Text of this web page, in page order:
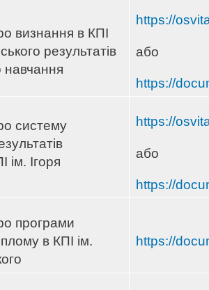
визнання в КПІ
результатів
навчання
https://
або
https://
систему
ім. Ігоря
https://
або
https://
програми
в КПІ ім.
https://